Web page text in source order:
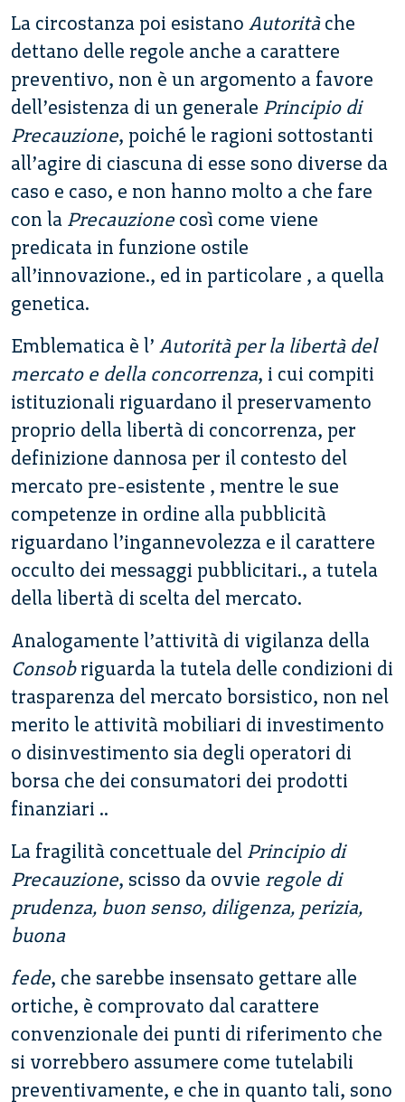
La circostanza poi esistano Autoritàche
dettano delle regole anche a carattere
preventivo, non è un argomento a favore
dell’esistenza di un generale Principio di
Precauzione, poiché le ragioni sottostanti
all’agire di ciascuna di esse sono diverse da
caso e caso, e non hanno molto a che fare
con la Precauzione così come viene
predicata in funzione ostile
all’innovazione., ed in particolare , a quella
genetica.
Emblematica è l’ Autorità per la libertà del
mercato e della concorrenza, i cui compiti
istituzionali riguardano il preservamento
proprio della libertà di concorrenza, per
definizione dannosa per il contesto del
mercato pre-esistente , mentre le sue
competenze in ordine alla pubblicità
riguardano l’ingannevolezza e il carattere
occulto dei messaggi pubblicitari., a tutela
della libertà di scelta del mercato.
Analogamente l’attività di vigilanza della
Consobriguarda la tutela delle condizioni di
trasparenza del mercato borsistico, non nel
merito le attività mobiliari di investimento
o disinvestimento sia degli operatori di
borsa che dei consumatori dei prodotti
finanziari ..
La fragilità concettuale del Principio di
Precauzione, scisso da ovvie regole di
prudenza, buon senso, diligenza, perizia,
buona
fede, che sarebbe insensato gettare alle
ortiche, è comprovato dal carattere
convenzionale dei punti di riferimento che
si vorrebbero assumere come tutelabili
preventivamente, e che in quanto tali, sono